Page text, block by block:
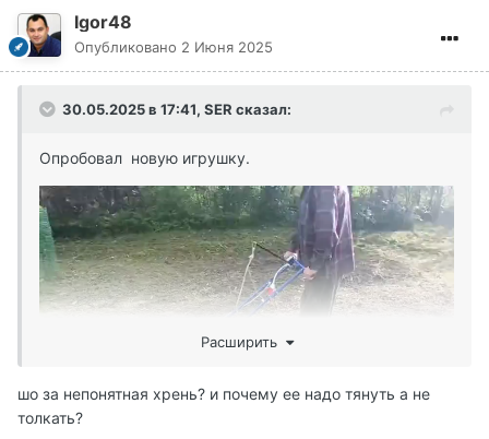
Igor48
Опубликовано 2 Июня 2025
30.05.2025 в 17:41, SER сказал:
Опробовал новую игрушку.
Расширить
шо за непонятная хрень? и почему ее надо тянуть а не
толкать?